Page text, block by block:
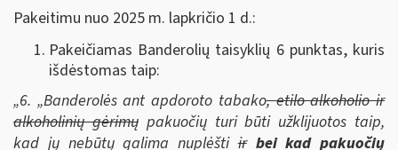
Pakeitimu nuo 2025 m. lapkričio 1 d.:
Pakeičiamas Banderolių taisyklių 6 punktas, kuris
išdėstomas taip:
„6. „Banderolės ant apdoroto tabako, etilo alkoholio ir
alkoholinių gėrimųpakuočių turi būti užklijuotos taip,
kad jų nebūtų galima nuplėštiir bei kad pakuočių